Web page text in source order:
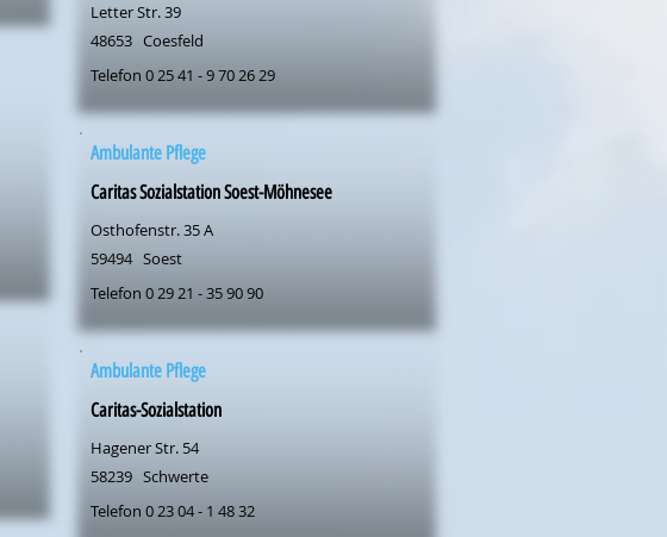
Letter Str. 39
48653 Coesfeld
Telefon 0 25 41 - 9 70 26 29
Ambulante Pflege
Caritas Sozialstation Soest-Möhnesee
Osthofenstr. 35 A
59494 Soest
Telefon 0 29 21 - 35 90 90
Ambulante Pflege
Caritas-Sozialstation
Hagener Str. 54
58239 Schwerte
Telefon 0 23 04 - 1 48 32